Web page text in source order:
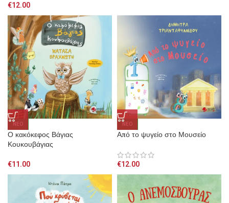
€12.00
NEO
Ο κακόκεφος Βάγιας
Κουκουβάγιας
€11.00
NEO
Από το ψυγείο στο Μουσείο
€12.00